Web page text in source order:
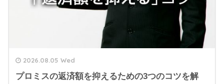
2026.08.05 Wed
プロミスの返済額を抑えるための3つのコツを解